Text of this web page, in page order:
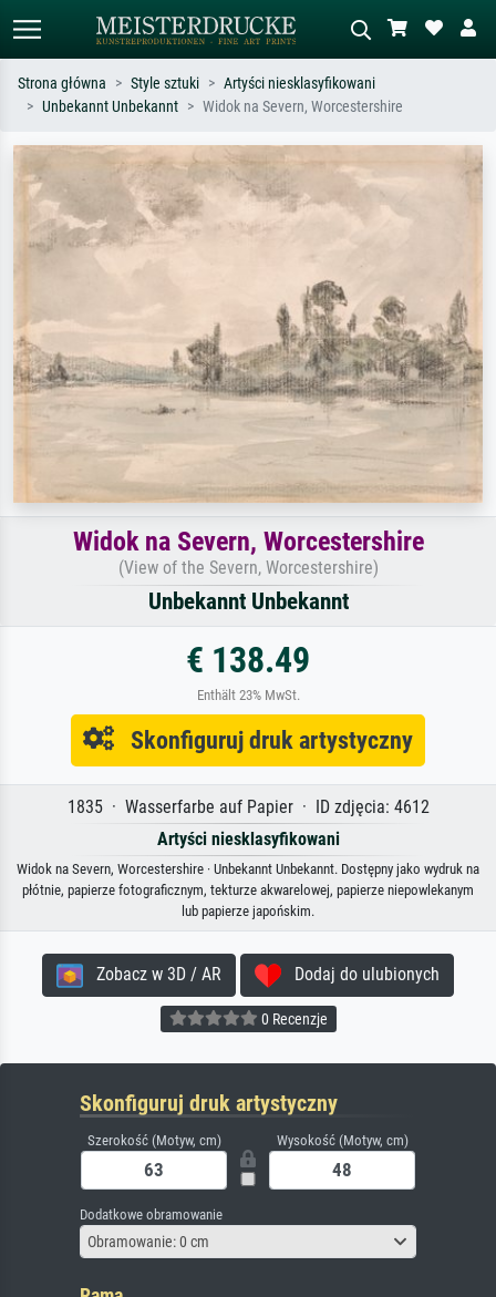
Szukaj wg artysty, tytułu lub stylu – np.
Monet, Gwiaździsta noc,
impresjonizm, fala Hokusaia, akt.
Opisz scenę – np. zielona łąka,
abstrakcja z czerwienią, ciemny olej,
stojący akt obok drzewa.
Strona główna Style sztuki
Artyści niesklasyfikowani
Unbekannt Unbekannt
Widok na Severn, Worcestershire
Widok na Severn, Worcestershire
(View of the Severn, Worcestershire)
Unbekannt Unbekannt
€ 138.49
Enthält 23% MwSt.
Skonfiguruj druk artystyczny
1835 · Wasserfarbe auf Papier · ID zdjęcia: 4612
Artyści niesklasyfikowani
Widok na Severn, Worcestershire · Unbekannt Unbekannt. Dostępny jako wydruk na
płótnie, papierze fotograficznym, tekturze akwarelowej, papierze niepowlekanym
lub papierze japońskim.
Zobacz w 3D / AR Dodaj do ulubionych
0 Recenzje
Skonfiguruj druk artystyczny
Szerokość (Motyw, cm) Wysokość (Motyw, cm)
Dodatkowe obramowanie
Obramowanie: 0 cm